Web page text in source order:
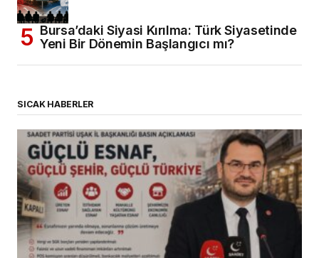
Bursa’daki Siyasi Kırılma: Türk Siyasetinde
Yeni Bir Dönemin Başlangıcı mı?
SICAK HABERLER